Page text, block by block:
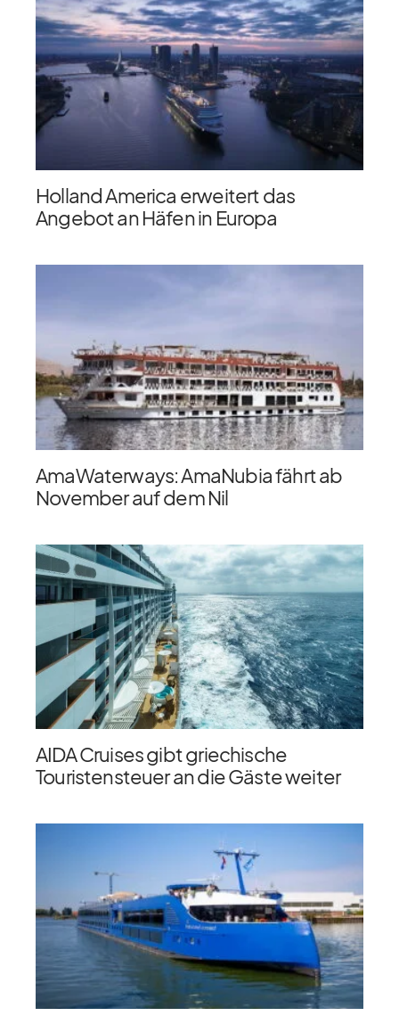
Holland America erweitert das
Angebot an Häfen in Europa
AmaWaterways: AmaNubia fährt ab
November auf dem Nil
AIDA Cruises gibt griechische
Touristensteuer an die Gäste weiter